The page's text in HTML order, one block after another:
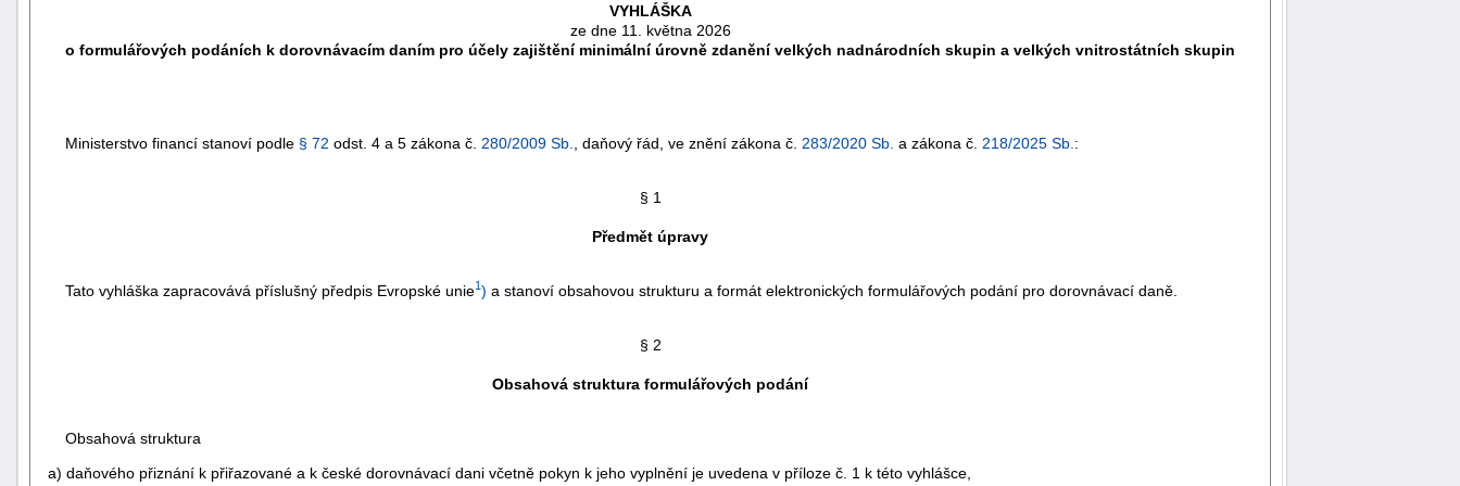
VYHLÁŠKA
ze dne 11. května 2026
o formulářových podáních k dorovnávacím daním pro účely zajištění minimální úrovně zdanění velkých nadnárodních skupin a velkých vnitrostátních skupin
Ministerstvo financí stanoví podle § 72 odst. 4 a 5 zákona č. 280/2009 Sb. , daňový řád, ve znění zákona č. 283/2020 Sb. a zákona č. 218/2025 Sb. :
§ 1
Předmět úpravy
Tato vyhláška zapracovává příslušný předpis Evropské unie1 ) a stanoví obsahovou strukturu a formát elektronických formulářových podání pro dorovnávací daně.
§ 2
Obsahová struktura formulářových podání
Obsahová struktura
a) daňového přiznání k přiřazované a k české dorovnávací dani včetně pokyn k jeho vyplnění je uvedena v příloze č. 1 k této vyhlášce,